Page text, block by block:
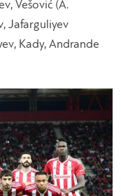
Vešović (A.
Jafarguliyev
Kady, Andrande